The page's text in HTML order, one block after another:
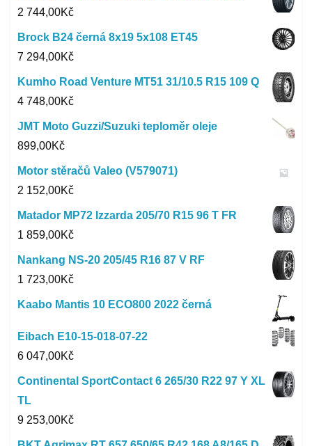
2 744,00Kč
Brock B24 černá 8x19 5x108 ET45
7 294,00Kč
Kumho Road Venture MT51 31/10.5 R15 109 Q
4 748,00Kč
JMT Moto Guzzi/Suzuki teploměr oleje
899,00Kč
Motor stěračů Valeo (V579071)
2 152,00Kč
Matador MP72 Izzarda 205/70 R15 96 T FR
1 859,00Kč
Nankang NS-20 205/45 R16 87 V RF
1 723,00Kč
Kaabo Mantis 10 ECO800 2022 černá
Eibach E10-15-018-07-22
6 047,00Kč
Continental SportContact 6 265/30 R22 97 Y XL
TL
9 253,00Kč